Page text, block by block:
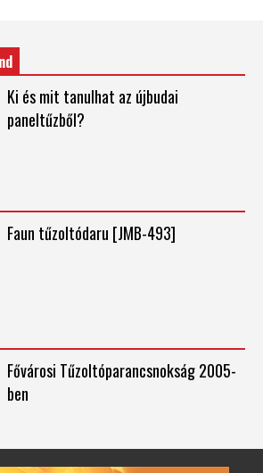
Ki és mit tanulhat az újbudai
paneltűzből?
Faun tűzoltódaru [JMB-493]
Fővárosi Tűzoltóparancsnokság 2005-
ben